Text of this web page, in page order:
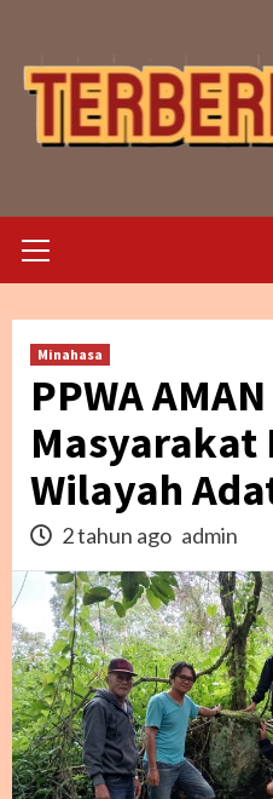
content
Menu
Minahasa
PPWA
Wilayah
2 tahun ago admin